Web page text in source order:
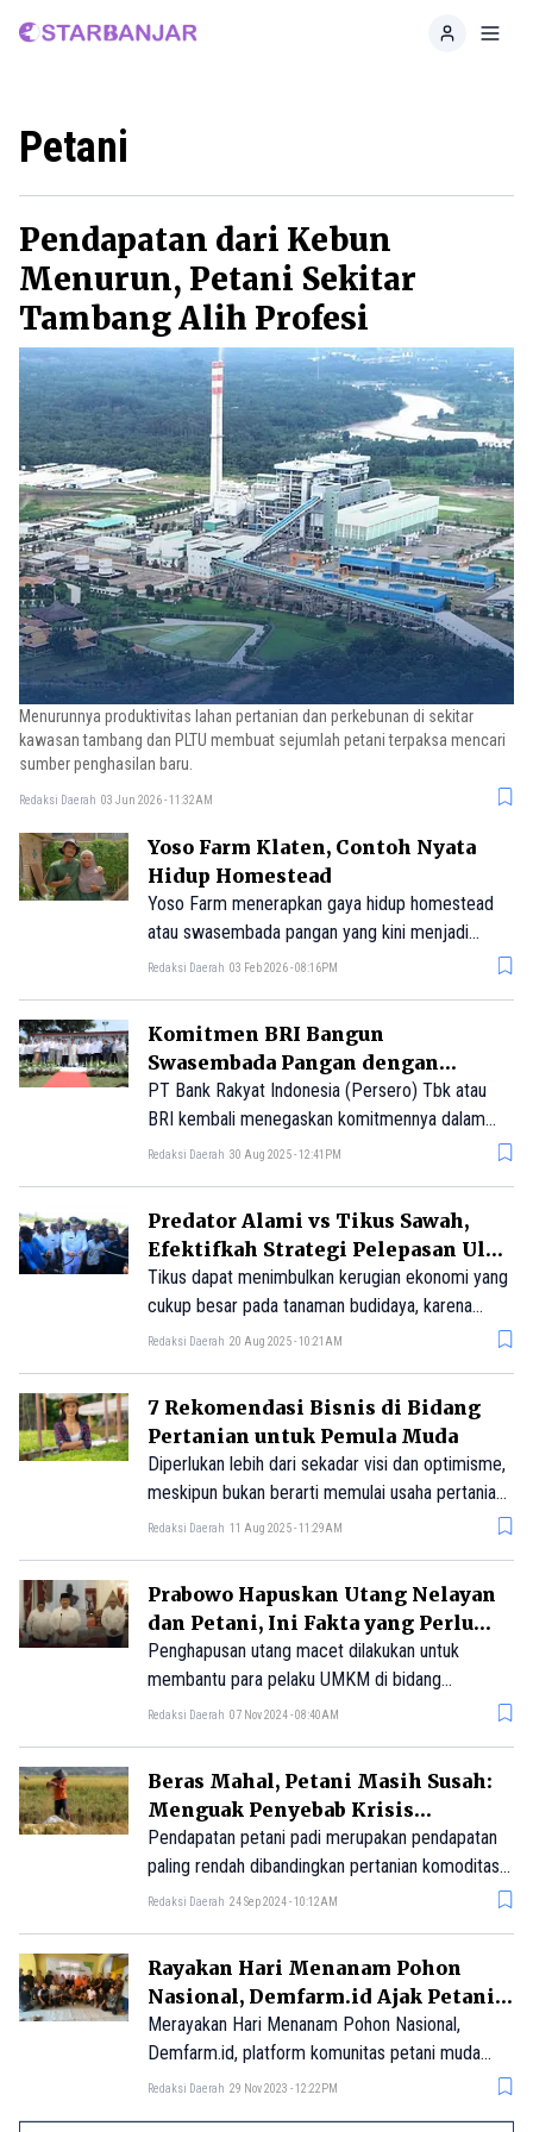
Home
Petani
Pendapatan dari Kebun
Menurun, Petani Sekitar
Tambang Alih Profesi
Menurunnya produktivitas lahan pertanian dan perkebunan di sekitar
kawasan tambang dan PLTU membuat sejumlah petani terpaksa mencari
sumber penghasilan baru.
Redaksi Daerah 03 Jun 2026 - 11:32AM
Yoso Farm Klaten, Contoh Nyata
Hidup Homestead
Yoso Farm menerapkan gaya hidup homestead
atau swasembada pangan yang kini menjadi
inspirasi bagi banyak orang. Simak ceritanya.
Redaksi Daerah 03 Feb 2026 - 08:16PM
Komitmen BRI Bangun
Swasembada Pangan dengan
Dukung Program Sapi Merah Putih
PT Bank Rakyat Indonesia (Persero) Tbk atau
BRI kembali menegaskan komitmennya dalam
mendukung swasembada pangan nasional melalui
Redaksi Daerah 30 Aug 2025 - 12:41PM
Predator Alami vs Tikus Sawah,
Efektifkah Strategi Pelepasan Ular
dan Burung Hantu?
Tikus dapat menimbulkan kerugian ekonomi yang
cukup besar pada tanaman budidaya, karena
menyerang pada setiap fase pertumbuhan, mulai
Redaksi Daerah 20 Aug 2025 - 10:21AM
7 Rekomendasi Bisnis di Bidang
Pertanian untuk Pemula Muda
Diperlukan lebih dari sekadar visi dan optimisme,
meskipun bukan berarti memulai usaha pertanian
adalah hal yang mustahil.
Redaksi Daerah 11 Aug 2025 - 11:29AM
Prabowo Hapuskan Utang Nelayan
dan Petani, Ini Fakta yang Perlu
Diketahui
Penghapusan utang macet dilakukan untuk
membantu para pelaku UMKM di bidang
pertanian dan kelautan yang mengalami kesulitan
Redaksi Daerah 07 Nov 2024 - 08:40AM
Beras Mahal, Petani Masih Susah:
Menguak Penyebab Krisis
Pertanian Indonesia
Pendapatan petani padi merupakan pendapatan
paling rendah dibandingkan pertanian komoditas
yang lain
Redaksi Daerah 24 Sep 2024 - 10:12AM
Rayakan Hari Menanam Pohon
Nasional, Demfarm.id Ajak Petani
Milenial Eksplorasi Atasi Krisis
Pangan
Merayakan Hari Menanam Pohon Nasional,
Demfarm.id, platform komunitas petani muda
menggelar acara diskusi "Langkah Kecil
Redaksi Daerah 29 Nov 2023 - 12:22PM